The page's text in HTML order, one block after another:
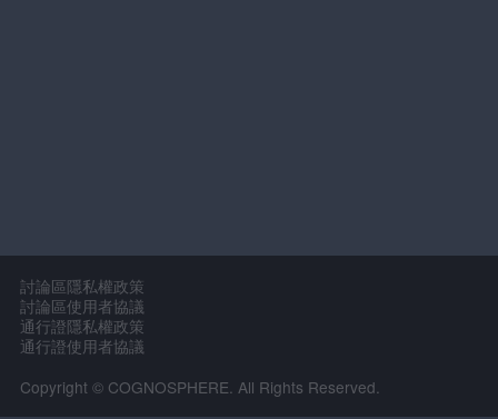
討論區隱私權政策
討論區使用者協議
通行證隱私權政策
通行證使用者協議
Copyright © COGNOSPHERE. All Rights Reserved.